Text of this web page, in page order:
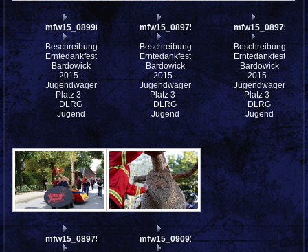
mfw15_089902w
Beschreibung:
Erntedankfest
Bardowick
2015 -
Jugendwagen
Platz 3 -
DLRG
Jugend
mfw15_089758w
Beschreibung:
Erntedankfest
Bardowick
2015 -
Jugendwagen
Platz 3 -
DLRG
Jugend
mfw15_089757w
Beschreibung:
Erntedankfest
Bardowick
2015 -
Jugendwagen
Platz 3 -
DLRG
Jugend
mfw15_089755w
mfw15_090914w